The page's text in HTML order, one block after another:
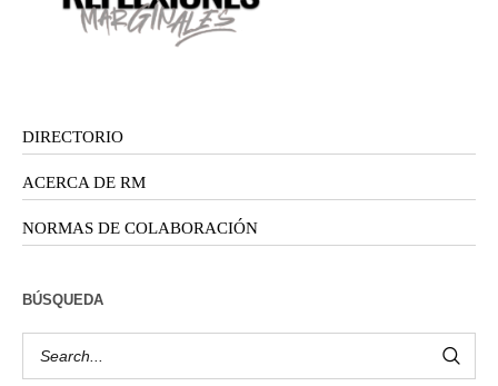
DIRECTORIO
ACERCA DE RM
NORMAS DE COLABORACIÓN
BÚSQUEDA